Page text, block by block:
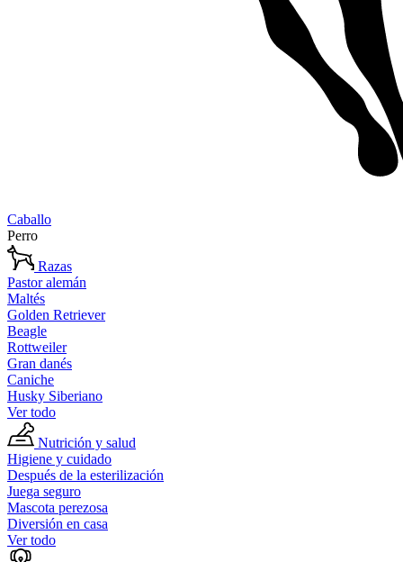
Caballo
Perro
Razas
Pastor alemán
Maltés
Golden Retriever
Beagle
Rottweiler
Gran danés
Caniche
Husky Siberiano
Ver todo
Nutrición y salud
Higiene y cuidado
Después de la esterilización
Juega seguro
Mascota perezosa
Diversión en casa
Ver todo